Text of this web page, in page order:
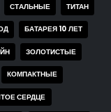
СТАЛЬНЫЕ ТИТАН
БАТАРЕЯ 10 ЛЕТ
ЗОЛОТИСТЫЕ
КОМПАКТНЫЕ
СЕРДЦЕ